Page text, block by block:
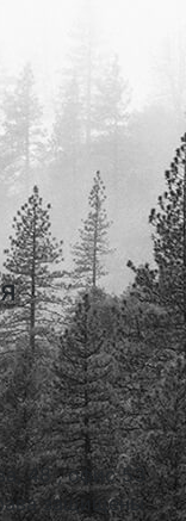
48 , офис 53
защищены